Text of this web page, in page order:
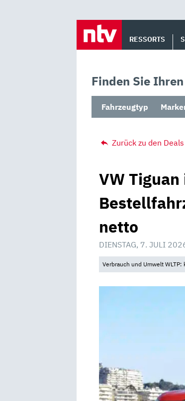
RESSORTS
Finden Sie
Fahrzeugtyp
Zurück zu den Deals
VW
netto
DIENSTAG, 7. JULI
Verbrauch und Umwelt